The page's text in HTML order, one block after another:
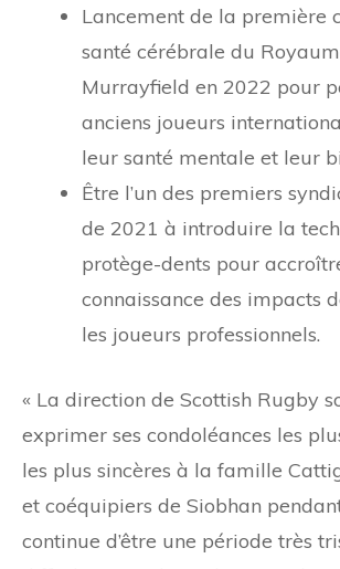
Lancement de la première
santé cérébrale du
Murrayfield en 2022 pour
anciens joueurs
leur santé mentale et leur
Être l’un des premiers
de 2021 à introduire la
protège-dents pour
connaissance des impacts
les joueurs professionnels.
« La direction de Scottish Rugby
exprimer ses condoléances les
les plus sincères à la famille
et coéquipiers de Siobhan
continue d’être une période très